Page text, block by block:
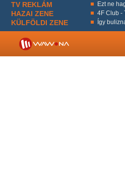
TV REKLÁM Ezt ne
HAZAI ZENE 4F Club -
KÜLFÖLDI ZENE Így